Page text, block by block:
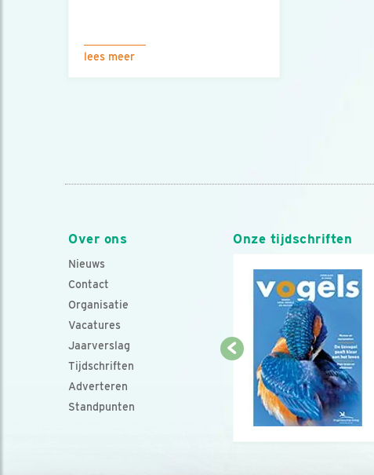
lees meer
Over ons
Nieuws
Contact
Organisatie
Vacatures
Jaarverslag
Tijdschriften
Adverteren
Standpunten
Onze tijdschriften